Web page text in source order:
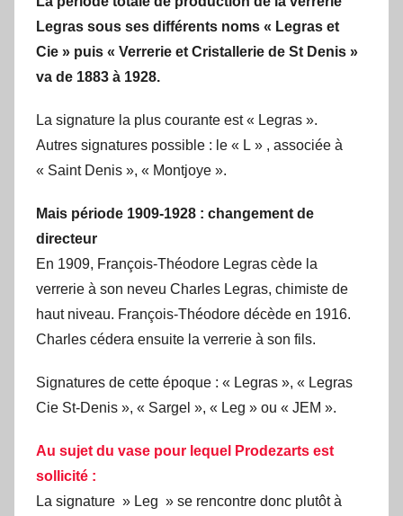
Legras sous ses différents noms « Legras et
Cie » puis « Verrerie et Cristallerie de St Denis »
va de 1883 à 1928.
La signature la plus courante est « Legras ».
Autres signatures possible : le « L » , associée à
« Saint Denis », « Montjoye ».
Mais période 1909-1928 : changement de
directeur
En 1909, François-Théodore Legras cède la
verrerie à son neveu Charles Legras, chimiste de
haut niveau. François-Théodore décède en 1916.
Charles cédera ensuite la verrerie à son fils.
Signatures de cette époque : « Legras », « Legras
Cie St-Denis », « Sargel », « Leg » ou « JEM ».
Au sujet du vase pour lequel Prodezarts est
sollicité :
La signature » Leg » se rencontre donc plutôt à